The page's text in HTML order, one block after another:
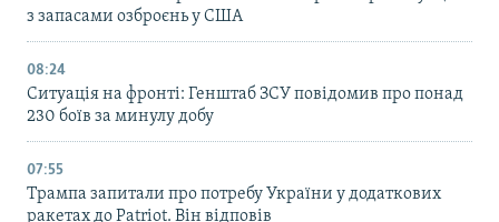
з запасами озброєнь у США
08:24
Ситуація на фронті: Генштаб ЗСУ повідомив про понад
230 боїв за минулу добу
07:55
Трампа запитали про потребу України у додаткових
ракетах до Patriot. Він відповів